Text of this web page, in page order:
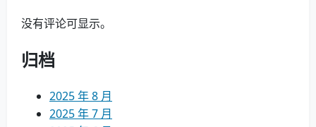
没有评论可显示。
归档
2025 年 8 月
2025 年 7 月